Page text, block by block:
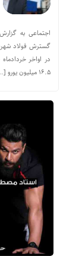
اجتماعی به
گسترش فولاد
در اواخر
۱۶.۵ میلیون یورو […]